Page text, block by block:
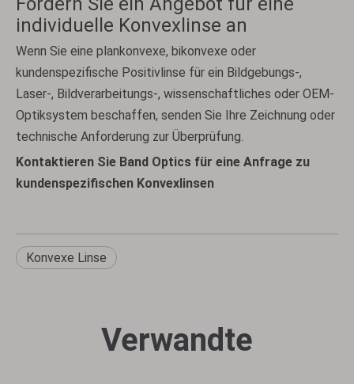
individuelle Konvexlinse an
Wenn Sie eine plankonvexe, bikonvexe oder
kundenspezifische Positivlinse für ein Bildgebungs-,
Laser-, Bildverarbeitungs-, wissenschaftliches oder OEM-
Optiksystem beschaffen, senden Sie Ihre Zeichnung oder
technische Anforderung zur Überprüfung.
Kontaktieren Sie Band Optics für eine Anfrage zu
kundenspezifischen Konvexlinsen
Konvexe Linse
Verwandte